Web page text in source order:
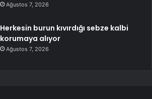
Ağustos 7, 2026
Herkesin burun kıvırdığı sebze kalbi
korumaya alıyor
Ağustos 7, 2026